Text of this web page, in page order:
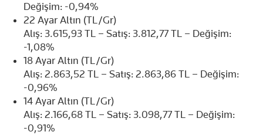
Değişim: -0,94%
22 Ayar Altın (TL/Gr)
Alış: 3.615,93 TL – Satış: 3.812,77 TL – Değişim:
-1,08%
18 Ayar Altın (TL/Gr)
Alış: 2.863,52 TL – Satış: 2.863,86 TL – Değişim:
-0,96%
14 Ayar Altın (TL/Gr)
Alış: 2.166,68 TL – Satış: 3.098,77 TL – Değişim:
-0,91%